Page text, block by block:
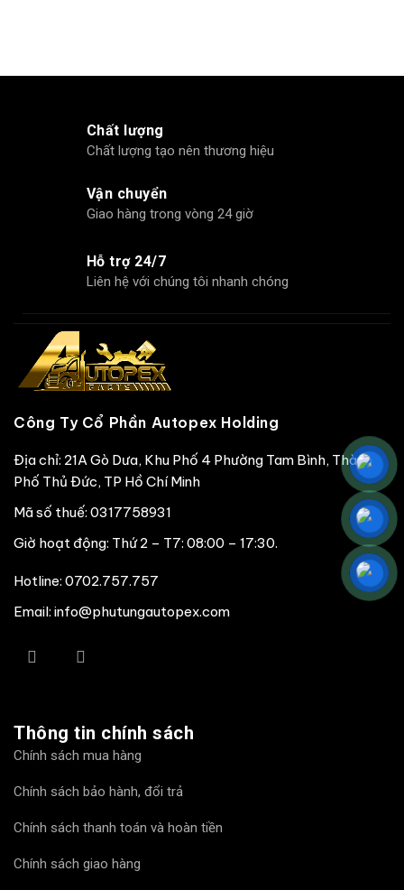
Chất lượng
Chất lượng tạo nên thương hiệu
Vận chuyển
Giao hàng trong vòng 24 giờ
Hỗ trợ 24/7
Liên hệ với chúng tôi nhanh chóng
Công Ty Cổ Phần Autopex Holding
Địa chỉ: 21A Gò Dưa, Khu Phố 4 Phường Tam Bình, Thành
Phố Thủ Đức, TP Hồ Chí Minh
Mã số thuế: 0317758931
Giờ hoạt động: Thứ 2 – T7: 08:00 – 17:30.
Hotline: 0702.757.757
Email: info@phutungautopex.com
Thông tin chính sách
Chính sách mua hàng
Chính sách bảo hành, đổi trả
Chính sách thanh toán và hoàn tiền
Chính sách giao hàng